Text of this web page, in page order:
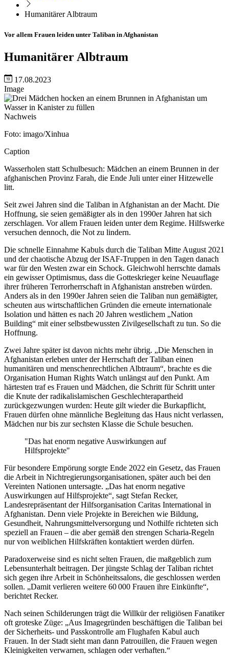
Humanitärer Albtraum
Vor allem Frauen leiden unter Taliban in Afghanistan
Humanitärer Albtraum
17.08.2023
Image
Nachweis
Foto: imago/Xinhua
Caption
Wasserholen statt Schulbesuch: Mädchen an einem Brunnen in der
afghanischen Provinz Farah, die Ende Juli unter einer Hitzewelle
litt.
Seit zwei Jahren sind die Taliban in Afghanistan an der Macht. Die
Hoffnung, sie seien gemäßigter als in den 1990er Jahren hat sich
zerschlagen. Vor allem Frauen leiden unter dem Regime. Hilfswerke
versuchen dennoch, die Not zu lindern.
Die schnelle Einnahme Kabuls durch die Taliban Mitte August 2021
und der chaotische Abzug der ISAF-Truppen in den Tagen danach
war für den Westen zwar ein Schock. Gleichwohl herrschte damals
ein gewisser Optimismus, dass die Gotteskrieger keine Neuauflage
ihrer früheren Terrorherrschaft in Afghanistan anstreben würden.
Anders als in den 1990er Jahren seien die Taliban nun gemäßigter,
scheuten aus wirtschaftlichen Gründen die erneute internationale
Isolation und hätten es nach 20 Jahren westlichem „Nation
Building“ mit einer selbstbewussten Zivilgesellschaft zu tun. So die
Hoffnung.
Zwei Jahre später ist davon nichts mehr übrig. „Die Menschen in
Afghanistan erleben unter der Herrschaft der Taliban einen
humanitären und menschenrechtlichen Albtraum“, brachte es die
Organisation Human Rights Watch unlängst auf den Punkt. Am
härtesten traf es Frauen und Mädchen, die Schritt für Schritt unter
die Knute der radikalislamischen Geschlechterapartheid
zurückgezwungen wurden: Heute gilt wieder die Burkapflicht,
Frauen dürfen ohne männliche Begleitung das Haus nicht verlassen,
Mädchen nur bis zur sechsten Klasse die Schule besuchen.
"Das hat enorm negative Auswirkungen auf
Hilfsprojekte"
Für besondere Empörung sorgte Ende 2022 ein Gesetz, das Frauen
die Arbeit in Nichtregierungsorganisationen, später auch bei den
Vereinten Nationen untersagte. „Das hat enorm negative
Auswirkungen auf Hilfsprojekte“, sagt Stefan Recker,
Landesrepräsentant der Hilfsorganisation Caritas International in
Afghanistan. Denn viele Projekte in Bereichen wie Bildung,
Gesundheit, Nahrungsmittelversorgung und Nothilfe richteten sich
speziell an Frauen – die aber gemäß den strengen Scharia-Regeln
nur von weiblichen Hilfskräften kontaktiert werden dürfen.
Paradoxerweise sind es nicht selten Frauen, die maßgeblich zum
Lebensunterhalt beitragen. Der jüngste Schlag der Taliban richtet
sich gegen ihre Arbeit in Schönheitssalons, die geschlossen werden
sollen. „Damit verlieren weitere 60 000 Frauen ihre Einkünfte“,
berichtet Recker.
Nach seinen Schilderungen trägt die Willkür der religiösen Fanatiker
oft groteske Züge: „Aus Imagegründen beschäftigen die Taliban bei
der Sicherheits- und Passkontrolle am Flughafen Kabul auch
Frauen. In der Stadt sieht man dann Patrouillen, die Frauen wegen
Kleinigkeiten verwarnen, schlagen oder verhaften.“